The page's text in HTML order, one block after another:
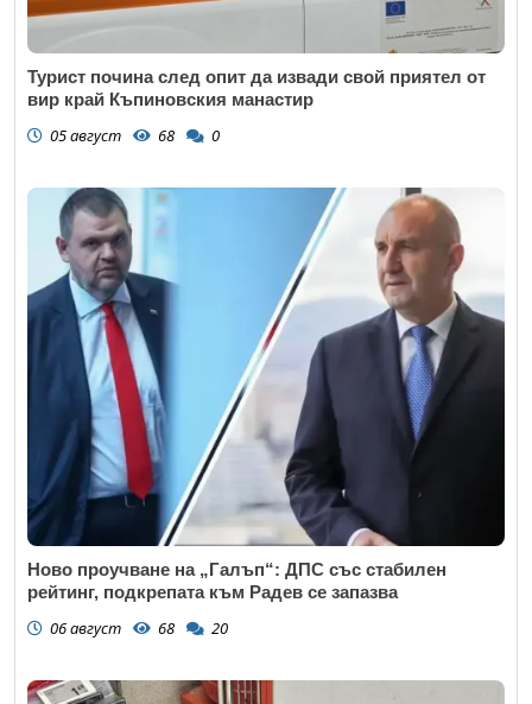
Турист почина след опит да извади свой приятел от
вир край Къпиновския манастир
05 август 68 0
Ново проучване на „Галъп“: ДПС със стабилен
рейтинг, подкрепата към Радев се запазва
06 август 68 20